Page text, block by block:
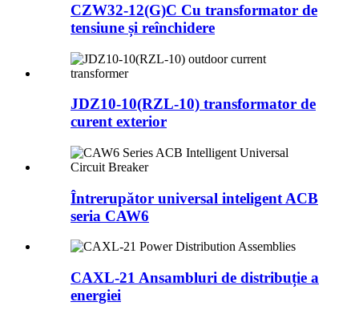
CZW32-12(G)C Cu transformator de
tensiune și reînchidere
JDZ10-10(RZL-10) transformator de
curent exterior
Întrerupător universal inteligent ACB
seria CAW6
CAXL-21 Ansambluri de distribuție a
energiei